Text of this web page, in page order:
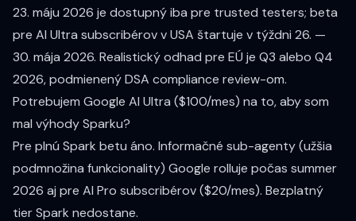
23. máju 2026 je dostupný iba pre trusted testers; beta
pre AI Ultra subscribérov v USA štartuje v týždni 26. —
30. mája 2026. Realistický odhad pre EÚ je Q3 alebo Q4
2026, podmienený DSA compliance review-om.
Potrebujem Google AI Ultra ($100/mes) na to, aby som
mal výhody Sparku?
Pre plnú Spark betu áno. Informačné sub-agenty (užšia
podmnožina funkcionality) Google rolluje počas summer
2026 aj pre AI Pro subscribérov ($20/mes). Bezplatný
tier Spark nedostane.